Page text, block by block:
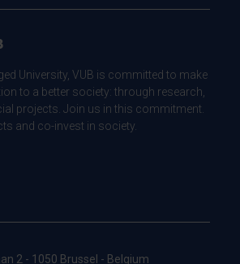
University, VUB is committed to make
to a better society: through research,
projects. Join us in this commitment.
and co-invest in society.
2 - 1050 Brussel - Belgium